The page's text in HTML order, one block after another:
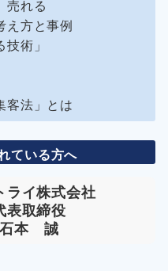
売れる
え方と事例
術」
客法」とは
ている方へ
ライ株式会社
表取締役
石本 誠